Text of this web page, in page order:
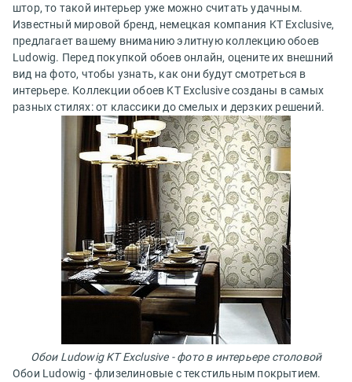
штор, то такой интерьер уже можно считать удачным.
Известный мировой бренд, немецкая компания KT Exclusive,
предлагает вашему вниманию элитную коллекцию обоев
Ludowig. Перед покупкой обоев онлайн, оцените их внешний
вид на фото, чтобы узнать, как они будут смотреться в
интерьере. Коллекцииобоев KT Exclusiveсозданы в самых
разных стилях: от классики до смелых и дерзких решений.
Обои Ludowig KT Exclusive - фото в интерьере столовой
Обои Ludowig - флизелиновые с текстильным покрытием.